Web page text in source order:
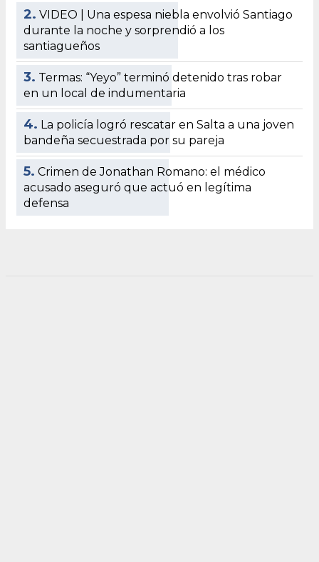
2. VIDEO | Una espesa niebla envolvió Santiago
durante la noche y sorprendió a los
santiagueños
3. Termas: “Yeyo” terminó detenido tras robar
en un local de indumentaria
4. La policía logró rescatar en Salta a una joven
bandeña secuestrada por su pareja
5. Crimen de Jonathan Romano: el médico
acusado aseguró que actuó en legítima
defensa